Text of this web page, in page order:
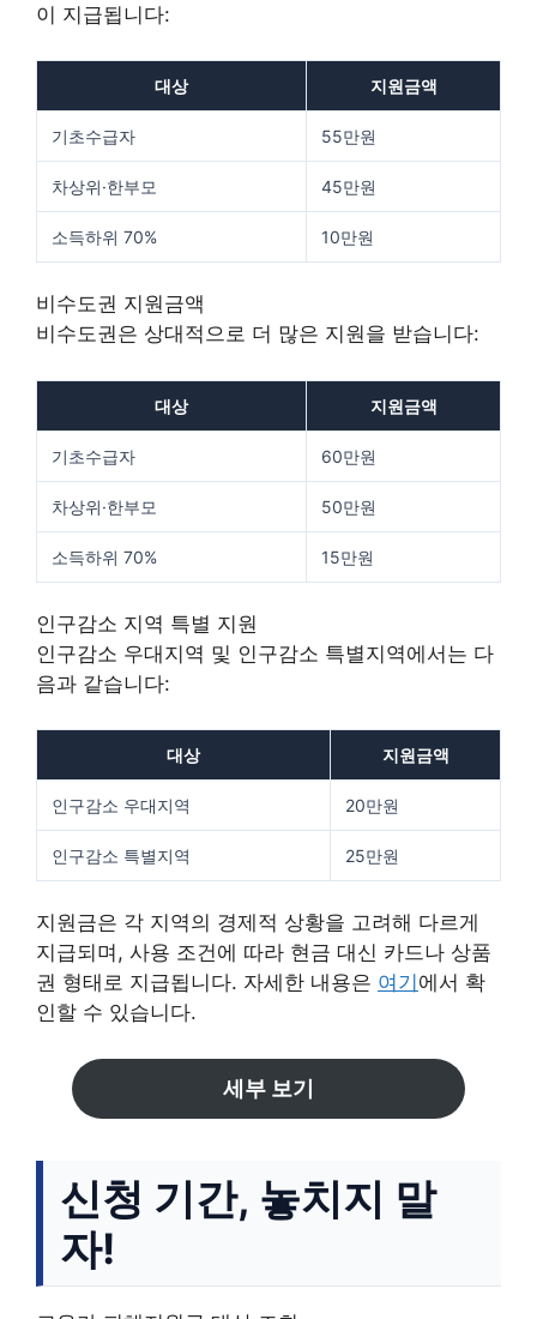
이 지급됩니다:
대상 지원금액
기초수급자 55만원
차상위·한부모 45만원
소득하위 70% 10만원
비수도권 지원금액
비수도권은 상대적으로 더 많은 지원을 받습니다:
대상 지원금액
기초수급자 60만원
차상위·한부모 50만원
소득하위 70% 15만원
인구감소 지역 특별 지원
인구감소 우대지역 및 인구감소 특별지역에서는 다
음과 같습니다:
대상 지원금액
인구감소 우대지역 20만원
인구감소 특별지역 25만원
지원금은 각 지역의 경제적 상황을 고려해 다르게
지급되며, 사용 조건에 따라 현금 대신 카드나 상품
권 형태로 지급됩니다. 자세한 내용은 여기 에서 확
인할 수 있습니다.
세부 보기
신청 기간, 놓치지 말
자!